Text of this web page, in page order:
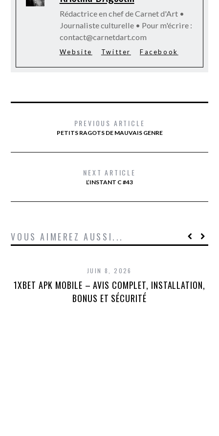
Rédactrice en chef de Carnet d'Art •
Journaliste culturelle • Pour m'écrire :
contact@carnetdart.com
Website Twitter Facebook
PREVIOUS ARTICLE
PETITS RAGOTS DE MAUVAIS GENRE
NEXT ARTICLE
L’INSTANT C #43
VOUS AIMEREZ AUSSI...
JUIN 8, 2026
1XBET APK MOBILE – AVIS COMPLET, INSTALLATION,
BONUS ET SÉCURITÉ